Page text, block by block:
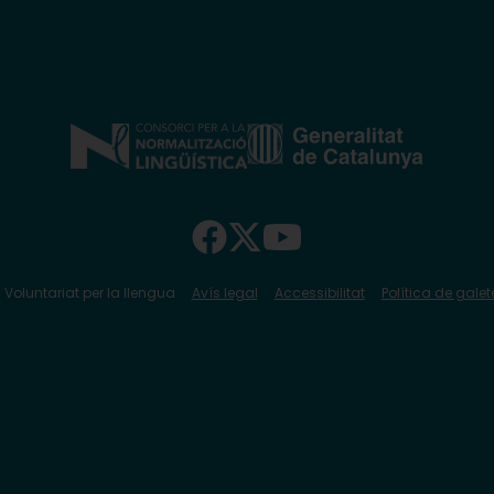
per la llengua Avís legal Accessibilitat Política de